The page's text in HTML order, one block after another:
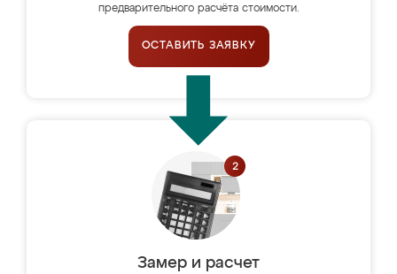
предварительного расчёта стоимости.
ОСТАВИТЬ ЗАЯВКУ
Замер и расчет